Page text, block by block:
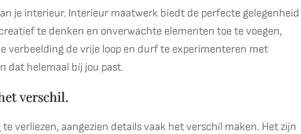
je interieur. Interieur maatwerk biedt de perfecte gelegenheid
te denken en onverwachte elementen toe te voegen,
verbeelding de vrije loop en durf te experimenteren met
dat helemaal bij jou past.
verschil.
verliezen, aangezien details vaak het verschil maken. Het zijn